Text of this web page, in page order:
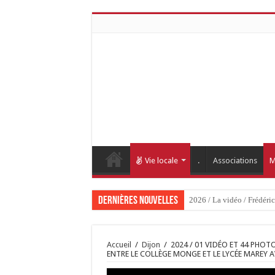
Vie locale . Associations
Dernières nouvelles 2026 / 01 vidéo et 51
Accueil / Dijon / 2024 / 01 VIDÉO ET 44
ENTRE LE COLLÈGE MONGE ET LE LYCÉE